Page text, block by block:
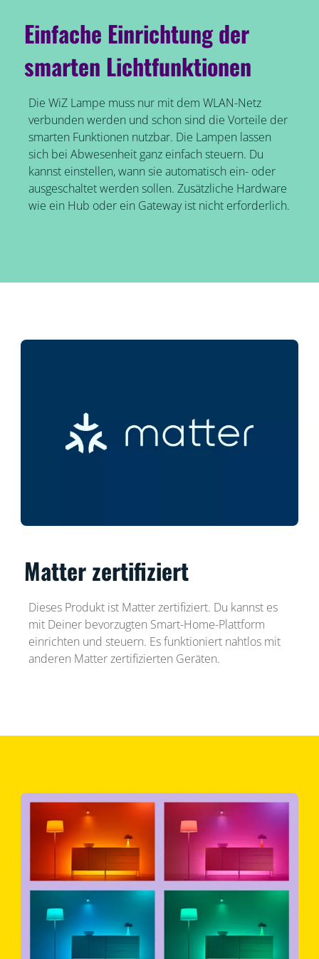
Einfache Einrichtung der
smarten Lichtfunktionen
Die WiZ Lampe muss nur mit dem WLAN-Netz
verbunden werden und schon sind die Vorteile der
smarten Funktionen nutzbar. Die Lampen lassen
sich bei Abwesenheit ganz einfach steuern. Du
kannst einstellen, wann sie automatisch ein- oder
ausgeschaltet werden sollen. Zusätzliche Hardware
wie ein Hub oder ein Gateway ist nicht erforderlich.
Matter zertifiziert
Dieses Produkt ist Matter zertifiziert. Du kannst es
mit Deiner bevorzugten Smart-Home-Plattform
einrichten und steuern. Es funktioniert nahtlos mit
anderen Matter zertifizierten Geräten.